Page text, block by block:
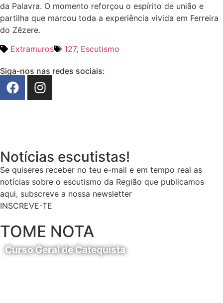
da Palavra. O momento reforçou o espírito de união e
partilha que marcou toda a experiência vivida em Ferreira
do Zêzere.
Extramuros
127, Escutismo
Siga-nos nas redes sociais:
Notícias escutistas!
Se quiseres receber no teu e-mail e em tempo real as
notícias sobre o escutismo da Região que publicamos
aqui, subscreve a nossa newsletter
INSCREVE-TE
TOME NOTA
Curso Geral de Catequista